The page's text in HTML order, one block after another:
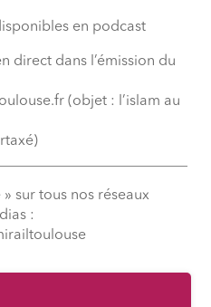
en podcast
direct dans l’émission du
(objet : l’islam au
sur tous nos réseaux
: